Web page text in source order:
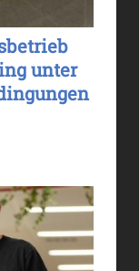
unter